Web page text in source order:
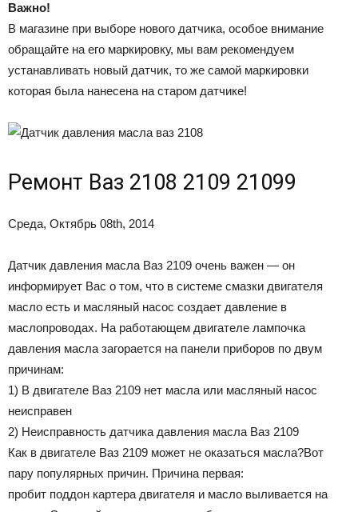
Важно!
В магазине при выборе нового датчика, особое внимание
обращайте на его маркировку, мы вам рекомендуем
устанавливать новый датчик, то же самой маркировки
которая была нанесена на старом датчике!
Ремонт Ваз 2108 2109 21099
Среда, Октябрь 08th, 2014
Датчик давления масла Ваз 2109 очень важен — он
информирует Вас о том, что в системе смазки двигателя
масло есть и масляный насос создает давление в
маслопроводах. На работающем двигателе лампочка
давления масла загорается на панели приборов по двум
причинам:
1) В двигателе Ваз 2109 нет масла или масляный насос
неисправен
2) Неисправность датчика давления масла Ваз 2109
Как в двигателе Ваз 2109 может не оказаться масла?Вот
пару популярных причин. Причина первая:
пробит поддон картера двигателя и масло выливается на